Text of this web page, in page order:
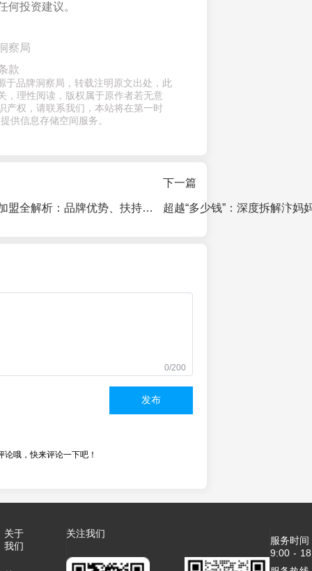
何投资建议。
察局
款
于品牌洞察局，转载注明原文出处，此
，理性阅读，版权属于原作者若无意
产权，请联系我们，本站将在第一时
供信息存储空间服务。
乐鸭宋春饼烤鸭加盟全解析：品牌优势、扶持体系与费用拆解
下一篇
0/200
发布
论哦，快来评论一下吧！
关于
我们
关注我们
服务时
9:00 -